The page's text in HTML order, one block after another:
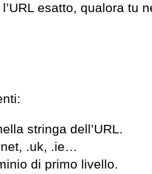
esatto, qualora tu
stringa dell’URL.
.uk, .ie…
di primo livello.